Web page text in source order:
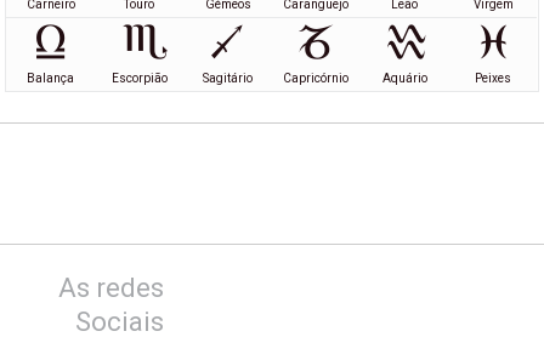
Carneiro Touro Gémeos Caranguejo Leão Virgem
Balança Escorpião Sagitário Capricórnio Aquário Peixes
As redes
Sociais